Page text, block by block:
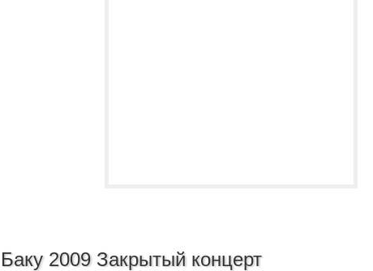
Баку 2009 Закрытый концерт